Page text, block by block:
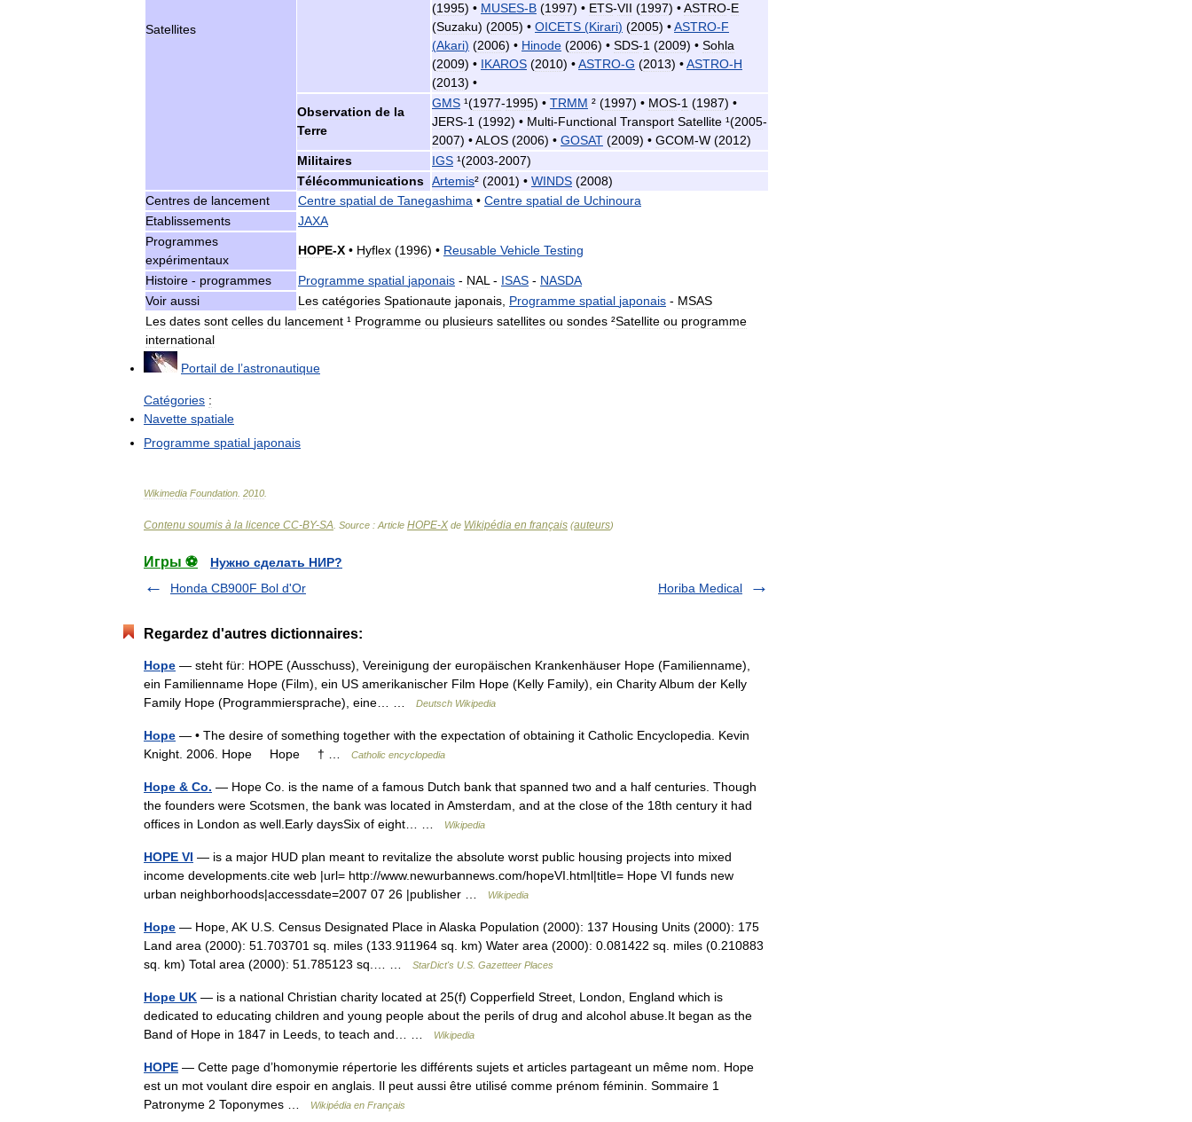
Satellites
(1995) • MUSES-B (1997) • ETS-VII (1997) •ASTRO-E
(Suzaku) (2005) • OICETS (Kirari) (2005) •ASTRO-F
(Akari) (2006) • Hinode (2006) • SDS-1 (2009) • Sohla
(2009) • IKAROS (2010) •ASTRO-G (2013) •ASTRO-H
(2013) •
Observation de la
Terre
GMS ¹(1977-1995) • TRMM ² (1997) • MOS-1 (1987) •
JERS-1 (1992) • Multi-Functional Transport Satellite ¹(2005-
2007) •ALOS (2006) • GOSAT (2009) • GCOM-W (2012)
Militaires
IGS ¹(2003-2007)
Télécommunications Artemis² (2001) • WINDS (2008)
Centres de lancement Centre spatial de Tanegashima • Centre spatial de Uchinoura
Etablissements
JAXA
Programmes
expérimentaux
HOPE-X • Hyflex (1996) • Reusable Vehicle Testing
Histoire - programmes Programme spatial japonais - NAL - ISAS - NASDA
Voir aussi Les catégories Spationaute japonais Programme spatial japonais - MSAS
Les dates sont celles du lancement ¹ Programme ou plusieurs satellites ou sondes ²Satellite ou programme
international
Portail de l’astronautique
Catégories :
Navette spatiale
Programme spatial japonais
Wikimedia Foundation 2010
Contenu soumis à la licence CC-BY-SA . Source : Article HOPE-X de Wikipédia en français (auteurs)
Игры ⚽
Нужно сделать НИР?
Honda CB900F Bol d'Or
Horiba Medical
Regardez d'autres dictionnaires:
Hope — steht für: HOPE (Ausschuss), Vereinigung der europäischen Krankenhäuser Hope (Familienname),
ein Familienname Hope (Film), ein US amerikanischer Film Hope (Kelly Family), ein Charity Album der Kelly
Family Hope (Programmiersprache), eine… …
Deutsch Wikipedia
Hope — • The desire of something together with the expectation of obtaining it Catholic Encyclopedia. Kevin
Knight. 2006. Hope Hope † …
Catholic encyclopedia
Hope & Co. — Hope Co. is the name of a famous Dutch bank that spanned two and a half centuries. Though
the founders were Scotsmen, the bank was located in Amsterdam, and at the close of the 18th century it had
offices in London as well.Early daysSix of eight… …
Wikipedia
HOPE VI — is a major HUD plan meant to revitalize the absolute worst public housing projects into mixed
income developments.cite web |url= http://www.newurbannews.com/hopeVI.html|title= Hope VI funds new
urban neighborhoods|accessdate=2007 07 26 |publisher …
Wikipedia
Hope — Hope, AK U.S. Census Designated Place in Alaska Population (2000): 137 Housing Units (2000): 175
Land area (2000): 51.703701 sq. miles (133.911964 sq. km) Water area (2000): 0.081422 sq. miles (0.210883
sq. km) Total area (2000): 51.785123 sq.… …
StarDict's U.S. Gazetteer Places
Hope UK — is a national Christian charity located at 25(f) Copperfield Street, London, England which is
dedicated to educating children and young people about the perils of drug and alcohol abuse.It began as the
Band of Hope in 1847 in Leeds, to teach and… …
Wikipedia
HOPE — Cette page d’homonymie répertorie les différents sujets et articles partageant un même nom. Hope
est un mot voulant dire espoir en anglais. Il peut aussi être utilisé comme prénom féminin. Sommaire 1
Patronyme 2 Toponymes …
Wikipédia en Français